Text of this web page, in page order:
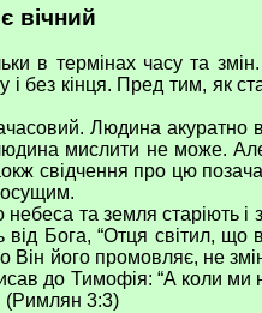
вічний
часу та змін.
кінця. Пред тим, як
Людина акуратно
мислити не може.
свідчення про цю
та земля старіють і
Бога, “Отця світил,
його промовляє, не
до Тимофія: “А коли ми
(Римлян 3:3)